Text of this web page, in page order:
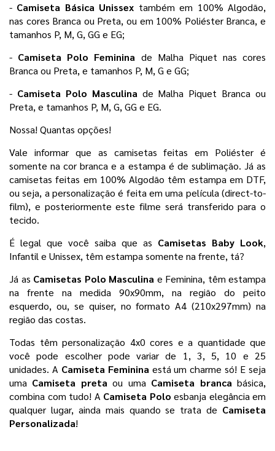
- Camiseta Básica Unissex também em 100% Algodão,
nas cores Branca ou Preta, ou em 100% Poliéster Branca, e
tamanhos P, M, G, GG e EG;
- Camiseta Polo Feminina de Malha Piquet nas cores
Branca ou Preta, e tamanhos P, M, G e GG;
- Camiseta Polo Masculina de Malha Piquet Branca ou
Preta, e tamanhos P, M, G, GG e EG.
Nossa! Quantas opções!
Vale informar que as camisetas feitas em Poliéster é
somente na cor branca e a estampa é de sublimação. Já as
camisetas feitas em 100% Algodão têm estampa em DTF,
ou seja, a personalização é feita em uma película (direct-to-
film), e posteriormente este filme será transferido para o
tecido.
É legal que você saiba que as Camisetas Baby Look,
Infantil e Unissex, têm estampa somente na frente, tá?
Já as Camisetas Polo Masculina e Feminina, têm estampa
na frente na medida 90x90mm, na região do peito
esquerdo, ou, se quiser, no formato A4 (210x297mm) na
região das costas.
Todas têm personalização 4x0 cores e a quantidade que
você pode escolher pode variar de 1, 3, 5, 10 e 25
unidades. A Camiseta Feminina está um charme só! E seja
uma Camiseta preta ou uma Camiseta branca básica,
combina com tudo! A Camiseta Polo esbanja elegância em
qualquer lugar, ainda mais quando se trata de Camiseta
Personalizada!